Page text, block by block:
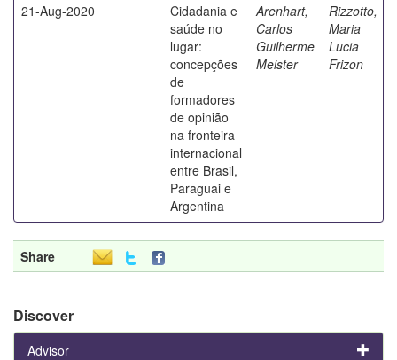
21-Aug-2020
Cidadania e
saúde no
lugar:
concepções
de
formadores
de opinião
na fronteira
internacional
entre Brasil,
Paraguai e
Argentina
Arenhart,
Carlos
Guilherme
Meister
Rizzotto,
Maria
Lucia
Frizon
Share
Discover
Advisor